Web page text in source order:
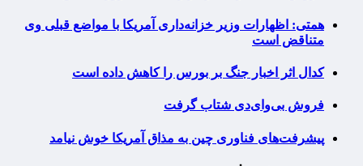
همتی: اظهارات وزیر خزانه‌داری آمریکا با مواضع قبلی وی
متناقض است
کدال اثر اخبار جنگ بر بورس را کاهش داده است
فروش بی‌وای‌دی شتاب گرفت
پیشرفت‌های فناوری چین به مذاق آمریکا خوش نیامد